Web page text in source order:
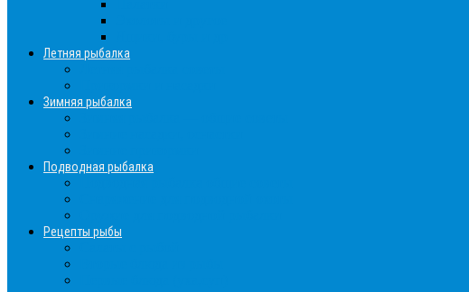
Летняя рыбалка
Зимняя рыбалка
Подводная рыбалка
Рецепты рыбы